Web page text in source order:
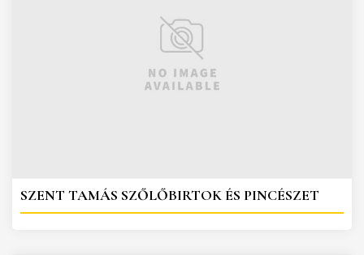
SZENT TAMÁS SZŐLŐBIRTOK ÉS PINCÉSZET